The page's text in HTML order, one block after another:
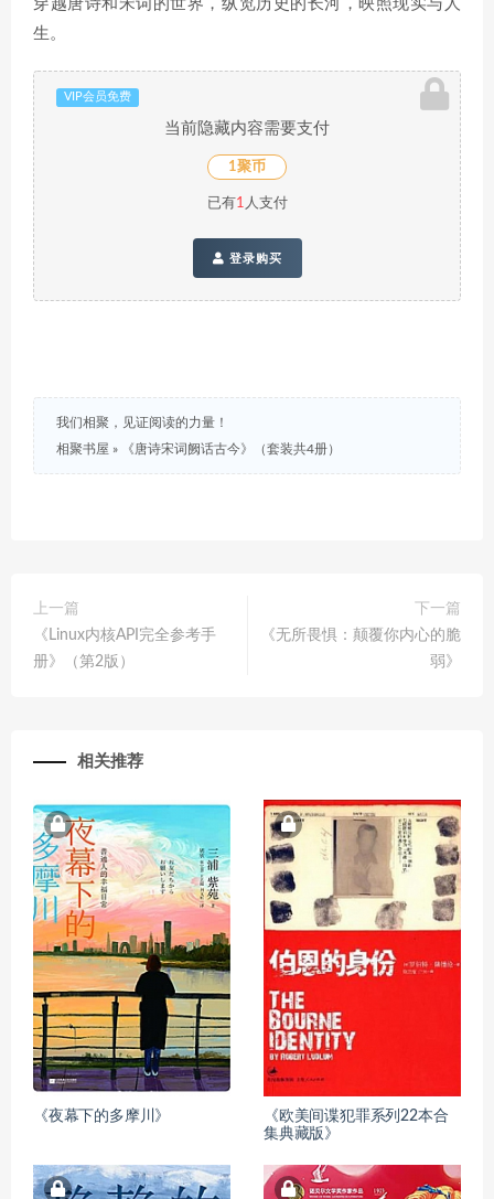
穿越唐诗和宋词的世界，纵览历史的长河，映照现实与人
生。
VIP会员免费
当前隐藏内容需要支付
1聚币
已有1 人支付
登录购买
我们相聚，见证阅读的力量！
相聚书屋 » 《唐诗宋词阙话古今》（套装共4册）
上一篇
《Linux内核API完全参考手
册》（第2版）
下一篇
《无所畏惧：颠覆你内心的脆
弱》
相关推荐
《夜幕下的多摩川》
《欧美间谍犯罪系列22本合
集典藏版》